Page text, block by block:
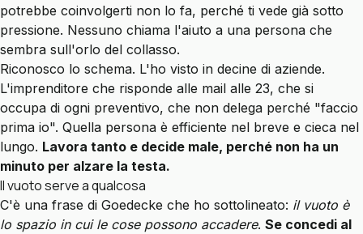
potrebbe coinvolgerti non lo fa, perché ti vede già sotto
pressione. Nessuno chiama l'aiuto a una persona che
sembra sull'orlo del collasso.
Riconosco lo schema. L'ho visto in decine di aziende.
L'imprenditore che risponde alle mail alle 23, che si
occupa di ogni preventivo, che non delega perché "faccio
prima io". Quella persona è efficiente nel breve e cieca nel
lungo. Lavora tanto e decide male, perché non ha un
minuto per alzare la testa.
Il vuoto serve a qualcosa
C'è una frase di Goedecke che ho sottolineato: il vuoto è
lo spazio in cui le cose possono accadere. Se concedi al